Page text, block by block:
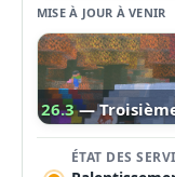
MISE À JOUR À VENIR
26.3 —
ÉTAT DES